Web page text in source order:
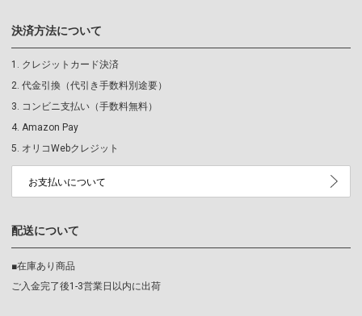
決済方法について
クレジットカード決済
代金引換（代引き手数料別途要）
コンビニ支払い（手数料無料）
Amazon Pay
オリコWebクレジット
お支払いについて
配送について
■在庫あり商品
ご入金完了後1-3営業日以内に出荷